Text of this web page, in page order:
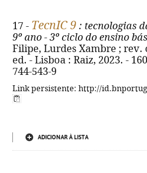
17 - TecnIC 9 : tecnologias
9º ano - 3º ciclo do ensino
Filipe, Lurdes Xambre ; rev.
ed. - Lisboa : Raiz, 2023. -
744-543-9
Link persistente: http://
ADICIONAR À LISTA